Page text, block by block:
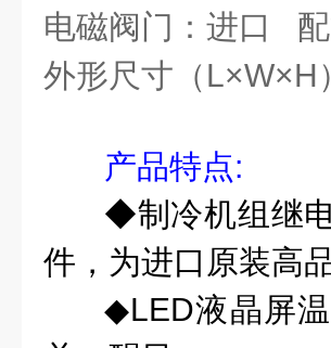
电磁阀门：进口
外形尺寸（
产品特点:
◆制冷机组继
件，为进口原装高
◆LED液晶屏